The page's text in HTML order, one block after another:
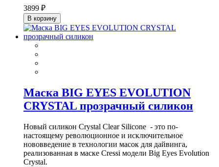
3899 ₽
В корзину
Маска BIG EYES EVOLUTION
CRYSTAL прозрачный силикон
Новый силикон Crystal Clear Silicone - это по-
настоящему революционное и исключительное
нововведение в технологии масок для дайвинга,
реализованная в маске Cressi модели Big Eyes Evolution
Crystal.